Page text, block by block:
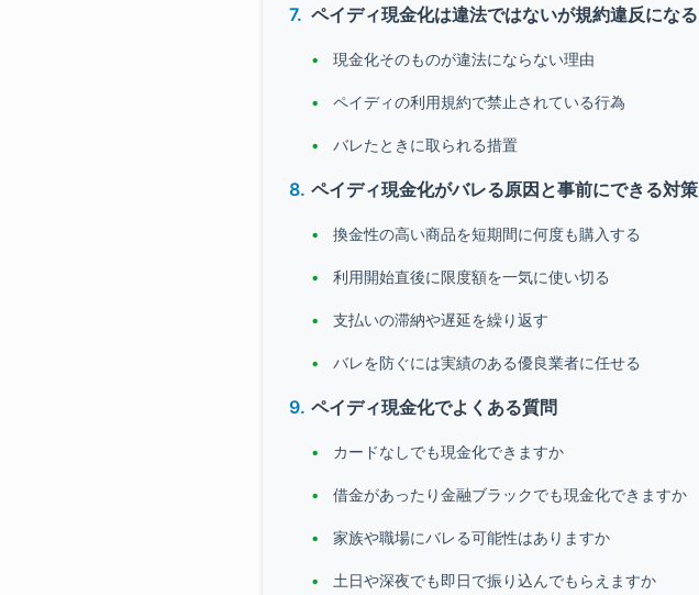
ペイディ現金化は違法ではないが規約違反になる
現金化そのものが違法にならない理由
ペイディの利用規約で禁止されている行為
バレたときに取られる措置
ペイディ現金化がバレる原因と事前にできる対策
換金性の高い商品を短期間に何度も購入する
利用開始直後に限度額を一気に使い切る
支払いの滞納や遅延を繰り返す
バレを防ぐには実績のある優良業者に任せる
ペイディ現金化でよくある質問
カードなしでも現金化できますか
借金があったり金融ブラックでも現金化できますか
家族や職場にバレる可能性はありますか
土日や深夜でも即日で振り込んでもらえますか